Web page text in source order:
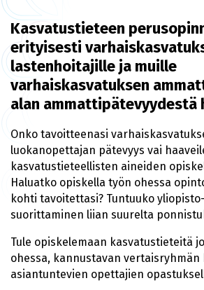
Kasvatustieteen
erityisesti
lastenhoitajille ja muille
varhaiskasvatuksen
alan ammattipätevyydestä
Onko tavoitteenasi
luokanopettajan pätevyys vai
kasvatustieteellisten aineiden
Haluatko opiskella työn ohessa
kohti tavoitettasi? Tuntuuko
suorittaminen liian suurelta
Tule opiskelemaan kasvatustieteitä
ohessa, kannustavan vertaisryhmän
asiantuntevien opettajien